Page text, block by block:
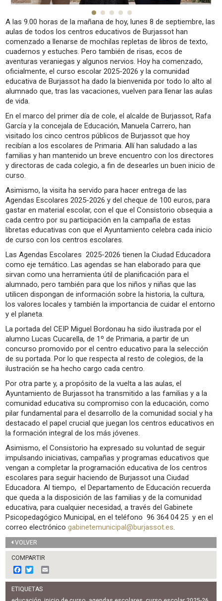
A las 9.00 horas de la mañana de hoy, lunes 8 de septiembre, las
aulas de todos los centros educativos de Burjassot han
comenzado a llenarse de mochilas repletas de libros de texto,
cuadernos y estuches. Pero también de risas, ecos de
aventuras veraniegas y algunos nervios. Hoy ha comenzado,
oficialmente, el curso escolar 2025-2026 y la comunidad
educativa de Burjassot ha dado la bienvenida por todo lo alto al
alumnado que, tras las vacaciones, vuelven para llenar las aulas
de vida.
En el marco del primer día de cole, el alcalde de Burjassot, Rafa
García y la concejala de Educación, Manuela Carrero, han
visitado los cinco centros públicos de Burjassot que hoy
recibían a los escolares de Primaria. Allí han saludado a las
familias y han mantenido un breve encuentro con los directores
y directoras de cada colegio, a fin de desearles un buen inicio de
curso.
Asimismo, la visita ha servido para hacer entrega de las
Agendas Escolares 2025-2026 y del cheque de 100 euros, para
gastar en material escolar, con el que el Consistorio obsequia a
cada centro por su participación en la campaña de estas
libretas educativas con que el Ayuntamiento celebra cada inicio
de curso con los centros escolares.
Las Agendas Escolares 2025-2026 tienen la Ciudad Educadora
como eje temático. Las agendas se han elaborado para que
sirvan como una herramienta útil de planificación para el
alumnado, pero también para que los niños y niñas que las
utilicen dispongan de información sobre la historia, la cultura,
los valores locales y también la importancia de cuidar el entorno
y el planeta.
La portada del CEIP Miguel Bordonau ha sido ilustrada por el
alumno Lucas Cucarella, de 1º de Primaria, a partir de un
concurso promovido por el centro educativo para la selección
de su portada. Por lo que respecta al resto de colegios, de la
ilustración se ha hecho cargo cada centro.
Por otra parte y, a propósito de la vuelta a las aulas, el
Ayuntamiento de Burjassot ha transmitido a las familias y a la
comunidad educativa su compromiso con la educación, como
pilar fundamental para el desarrollo de la comunidad social y ha
destacado el papel crucial que juegan los centros educativos en
la formación integral de los más jóvenes.
Asimismo, el Consistorio ha expresado su voluntad de seguir
impulsando iniciativas, campañas y programas educativos que
vengan a completar la programación educativa de los centros
escolares para seguir haciendo de Burjassot una Ciudad
Educadora. Al tiempo, el Departamento de Educación recuerda
que queda a la disposición de las familias y de la comunidad
educativa, para cualquier necesidad, a través del Gabinete
Psicopedagógico Municipal, en el teléfono 96 364 04 25 y en el
correo electrónicogabinetemunicipal@burjassot.es.
VOLVER
COMPARTIR
F
a
c
e
w
i
t
m
ETIQUETAS